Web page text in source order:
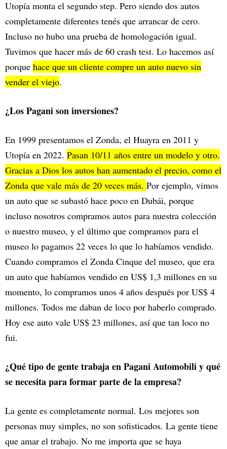
Utopía monta el segundo step. Pero siendo dos autos
completamente diferentes tenés que arrancar de cero.
Incluso no hubo una prueba de homologación igual.
Tuvimos que hacer más de 60 crash test. Lo hacemos así
porque hace que un cliente compre un auto nuevo sin
vender el viejo.
¿Los Pagani son inversiones?
En 1999 presentamos el Zonda, el Huayra en 2011 y
Utopía en 2022. Pasan 10/11 años entre un modelo y otro.
Gracias a Dios los autos han aumentado el precio, como el
Zonda que vale más de 20 veces más. Por ejemplo, vimos
un auto que se subastó hace poco en Dubái, porque
incluso nosotros compramos autos para nuestra colección
o nuestro museo, y el último que compramos para el
museo lo pagamos 22 veces lo que lo habíamos vendido.
Cuando compramos el Zonda Cinque del museo, que era
un auto que habíamos vendido en US$ 1,3 millones en su
momento, lo compramos unos 4 años después por US$ 4
millones. Todos me daban de loco por haberlo comprado.
Hoy ese auto vale US$ 23 millones, así que tan loco no
fui.
¿Qué tipo de gente trabaja en Pagani Automobili y qué
se necesita para formar parte de la empresa?
La gente es completamente normal. Los mejores son
personas muy simples, no son sofisticados. La gente tiene
que amar el trabajo. No me importa que se haya